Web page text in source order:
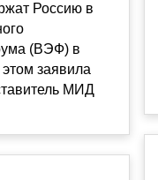
Россию в
(ВЭФ) в
заявила
МИД